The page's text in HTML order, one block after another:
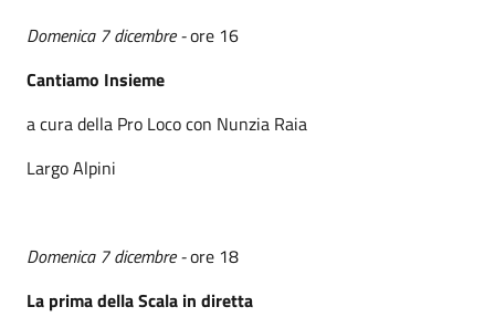
Domenica 7 dicembre -ore 16
Cantiamo Insieme
a cura della Pro Loco con Nunzia Raia
Largo Alpini
Domenica 7 dicembre -ore 18
La prima della Scala in diretta